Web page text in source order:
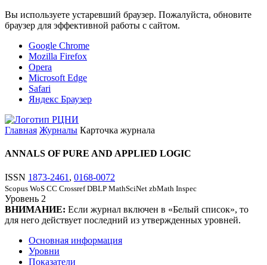
Вы используете устаревший браузер. Пожалуйста, обновите
браузер для эффективной работы с сайтом.
Google Chrome
Mozilla Firefox
Opera
Microsoft Edge
Safari
Яндекс Браузер
Главная Журналы Карточка журнала
ANNALS OF PURE AND APPLIED LOGIC
ISSN 1873-2461 , 0168-0072
Scopus WoS CC Crossref DBLP MathSciNet zbMath Inspec
Уровень 2
ВНИМАНИЕ: Если журнал включен в «Белый список», то
для него действует последний из утвержденных уровней.
Основная информация
Уровни
Показатели